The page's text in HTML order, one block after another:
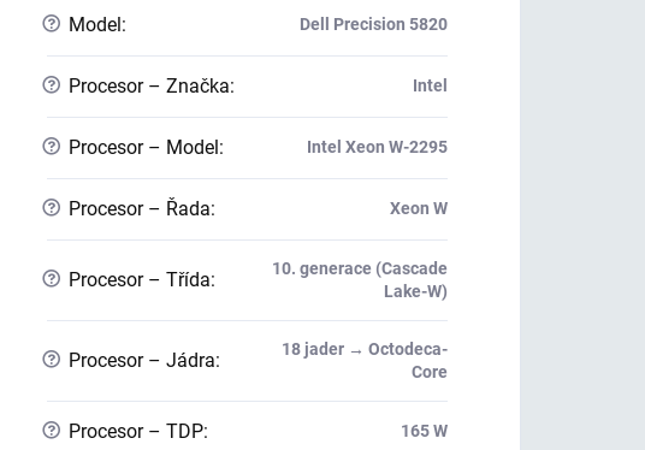
? Model : Dell Precision 5820
? Procesor – Značka: Intel
? Procesor – Model : Intel Xeon W-2295
? Procesor – Řada: Xeon W
? Procesor – Třída:
10. generace (Cascade
Lake-W)
? Procesor – Jádra:
18 jader → Octodeca-
Core
? Procesor – TDP: 165 W